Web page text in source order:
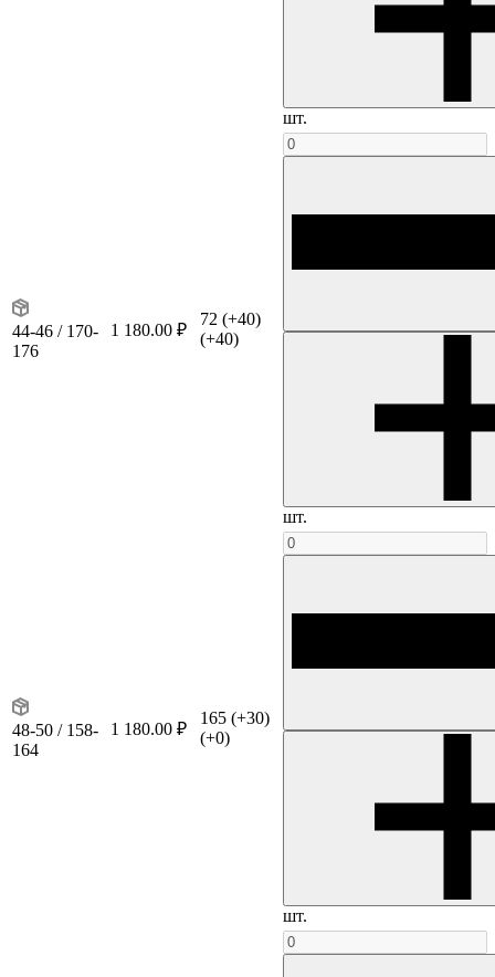
шт.
44-46 / 170-
176
1 180.00 ₽
72 (+40)
(+40)
шт.
48-50 / 158-
164
1 180.00 ₽
165 (+30)
(+0)
шт.